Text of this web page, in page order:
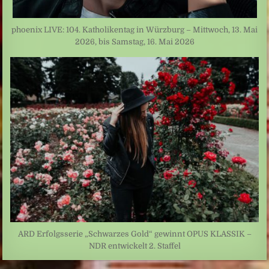
phoenix LIVE: 104. Katholikentag in Würzburg – Mittwoch, 13. Mai
2026, bis Samstag, 16. Mai 2026
ARD Erfolgsserie „Schwarzes Gold“ gewinnt OPUS KLASSIK –
NDR entwickelt 2. Staffel